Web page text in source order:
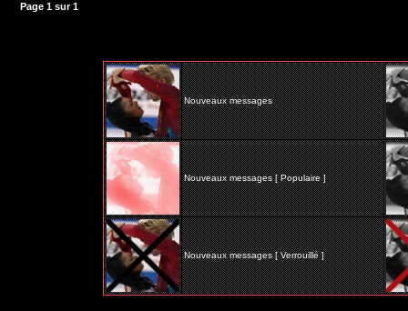
Page 1 sur1
Nouveaux messages
Nouveaux messages [ Populaire ]
Nouveaux messages [ Verrouillé ]